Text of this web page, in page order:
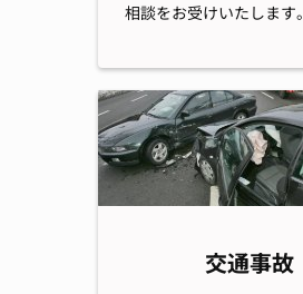
相談をお受けいたします。
交通事故